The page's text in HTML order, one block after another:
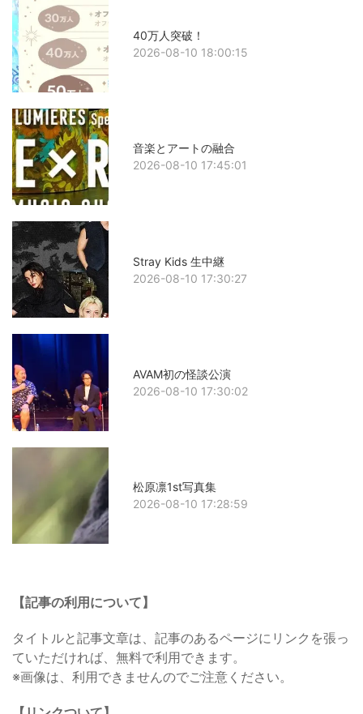
40万人突破！
2026-08-10 18:00:15
音楽とアートの融合
2026-08-10 17:45:01
Stray Kids 生中継
2026-08-10 17:30:27
AVAM初の怪談公演
2026-08-10 17:30:02
松原凛1st写真集
2026-08-10 17:28:59
【記事の利用について】
タイトルと記事文章は、記事のあるページにリンクを張っ
ていただければ、無料で利用できます。
※画像は、利用できませんのでご注意ください。